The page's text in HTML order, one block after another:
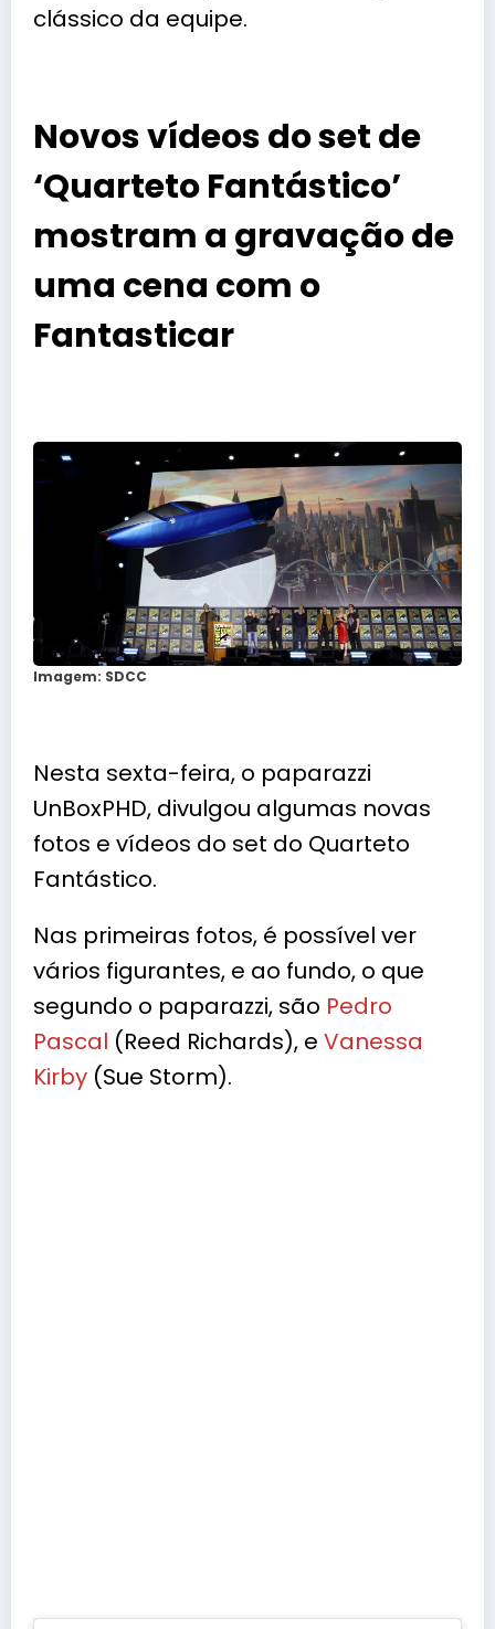
clássico da equipe.
Novos vídeos do set de
‘Quarteto Fantástico’
mostram a gravação de
uma cena com o
Fantasticar
Imagem: SDCC
Nesta sexta-feira, o paparazzi
UnBoxPHD, divulgou algumas novas
fotos e vídeos do set do Quarteto
Fantástico.
Nas primeiras fotos, é possível ver
vários figurantes, e ao fundo, o que
segundo o paparazzi, são Pedro
Pascal (Reed Richards), e Vanessa
Kirby (Sue Storm).